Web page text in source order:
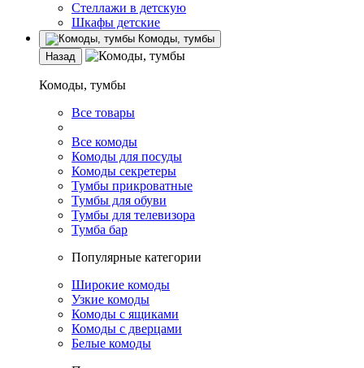
Стеллажи в детскую
Шкафы детские
Комоды, тумбы
Назад
Комоды, тумбы
Все товары
Все комоды
Комоды для посуды
Комоды секретеры
Тумбы прикроватные
Тумбы для обуви
Тумбы для телевизора
Тумба бар
Популярные категории
Широкие комоды
Узкие комоды
Комоды с ящиками
Комоды с дверцами
Белые комоды